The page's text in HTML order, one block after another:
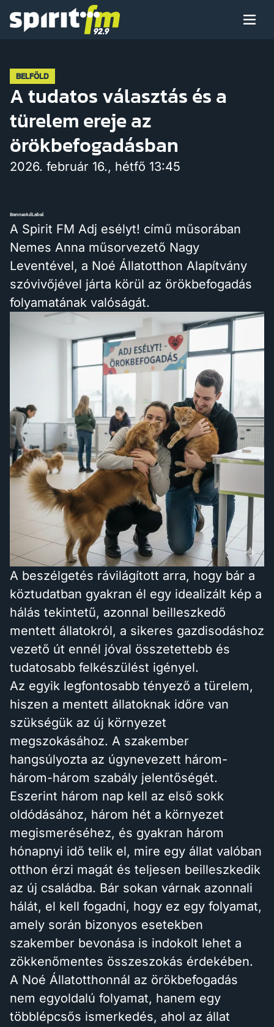
Arcaink
Hírek
BELFÖLD
A tudatos választás és a
türelem ereje az
örökbefogadásban
2026. február 16., hétfő 13:45
BannerAdLabel
A Spirit FM Adj esélyt! című műsorában
Nemes Anna műsorvezető Nagy
Leventével, a Noé Állatotthon Alapítvány
szóvivőjével járta körül az örökbefogadás
folyamatának valóságát.
A beszélgetés rávilágított arra, hogy bár a
köztudatban gyakran él egy idealizált kép a
hálás tekintetű, azonnal beilleszkedő
mentett állatokról, a sikeres gazdisodáshoz
vezető út ennél jóval összetettebb és
tudatosabb felkészülést igényel.
Az egyik legfontosabb tényező a türelem,
hiszen a mentett állatoknak időre van
szükségük az új környezet
megszokásához. A szakember
hangsúlyozta az úgynevezett három-
három-három szabály jelentőségét.
Eszerint három nap kell az első sokk
oldódásához, három hét a környezet
megismeréséhez, és gyakran három
hónapnyi idő telik el, mire egy állat valóban
otthon érzi magát és teljesen beilleszkedik
az új családba. Bár sokan várnak azonnali
hálát, el kell fogadni, hogy ez egy folyamat,
amely során bizonyos esetekben
szakember bevonása is indokolt lehet a
zökkenőmentes összeszokás érdekében.
A Noé Állatotthonnál az örökbefogadás
nem egyoldalú folyamat, hanem egy
többlépcsős ismerkedés, ahol az állat